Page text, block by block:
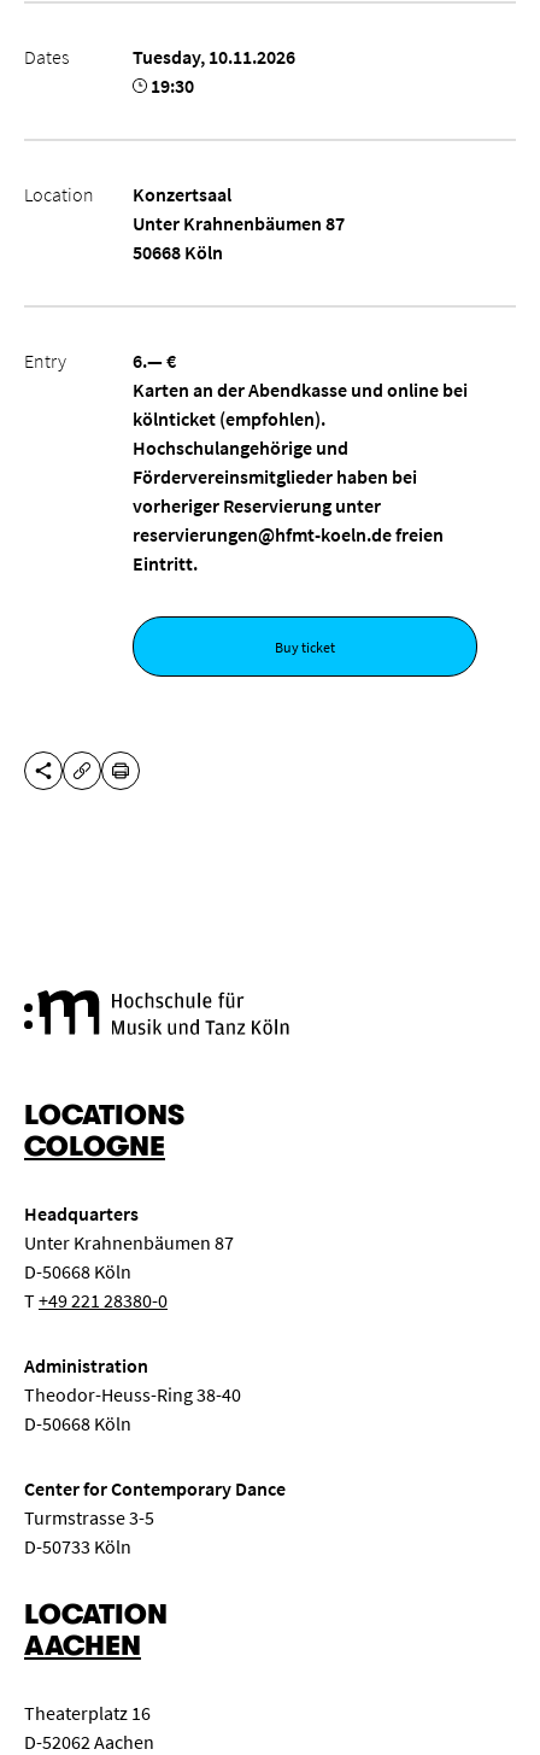
Dates
Tuesday, 10.11.2026
19:30
Location
Konzertsaal
Unter Krahnenbäumen 87
50668 Köln
Entry
6.— €
Karten an der Abendkasse und online bei
kölnticket (empfohlen).
Hochschulangehörige und
Fördervereinsmitglieder haben bei
vorheriger Reservierung unter
reservierungen@hfmt-koeln.de freien
Eintritt.
Buy ticket
SHARE THIS PAGE
COPY URL
PRINT
LOCATIONS
COLOGNE
Headquarters
Unter Krahnenbäumen 87
D-50668 Köln
T+49 221 28380-0
Administration
Theodor-Heuss-Ring 38-40
D-50668 Köln
Center for Contemporary Dance
Turmstrasse 3-5
D-50733 Köln
LOCATION
AACHEN
Theaterplatz 16
D-52062 Aachen